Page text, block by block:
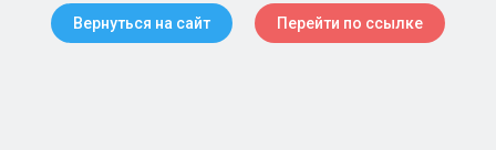
Вернуться на сайт Перейти по ссылке